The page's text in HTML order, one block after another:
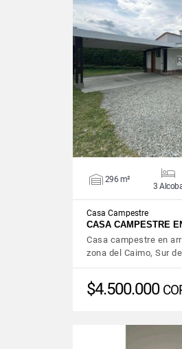
296 m²
3
Casa Campestre
CASA CAMPESTRE
Casa campestre en
zona del Caimo, Sur
$4.500.000